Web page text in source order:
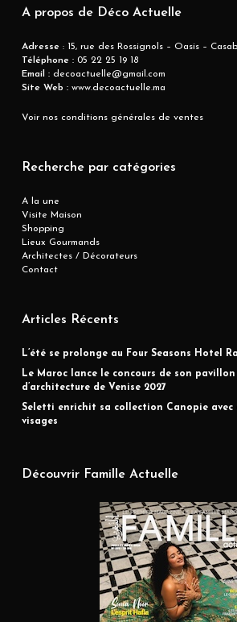
A propos de Déco Actuelle
Adresse : 15, rue des Rossignols – Oasis –
Téléphone :05 22 25 19 18
Email :decoactuelle@gmail.com
Site Web :www.decoactuelle.ma
Voir nos conditions générales de ventes
Recherche par catégories
A la une
Visite Maison
Shopping
Lieux Gourmands
Architectes / Décorateurs
Contact
Articles Récents
L’été se prolonge au Four Seasons Hotel
Le Maroc lance le concours de son
d’architecture de Venise 2027
Seletti enrichit sa collection Canopie avec
visages
Découvrir Famille Actuelle